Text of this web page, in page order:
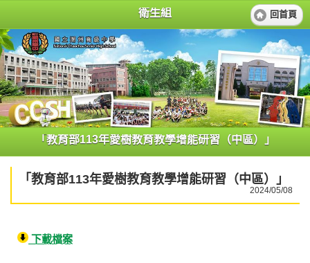
衛生組 回首頁
「教育部113年愛樹教育教學增能研習（中區）」
「教育部113年愛樹教育教學增能研習（中區）」
2024/05/08
下載檔案